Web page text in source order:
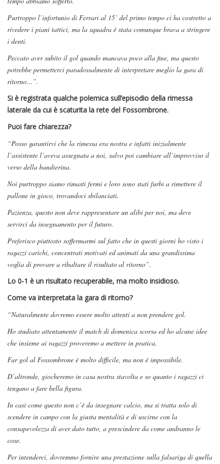
Purtroppo l’infortunio di Ferrari al 15’ del primo tempo ci ha costretto a
rivedere i piani tattici, ma la squadra è stata comunque brava a stringere
i denti.
Peccato aver subito il gol quando mancava poco alla fine, ma questo
potrebbe permetterci paradossalmente di interpretare meglio la gara di
ritorno…”.
Si è registrata qualche polemica sull’episodio della rimessa
laterale da cui è scaturita la rete del Fossombrone.
Puoi fare chiarezza?
“Posso garantirvi che la rimessa era nostra e infatti inizialmente
l’assistente l’aveva assegnata a noi, salvo poi cambiare all’improvviso il
verso della bandierina.
Noi purtroppo siamo rimasti fermi e loro sono stati furbi a rimettere il
pallone in gioco, trovandoci sbilanciati.
Pazienza, questo non deve rappresentare un alibi per noi, ma deve
servirci da insegnamento per il futuro.
Preferisco piuttosto soffermarmi sul fatto che in questi giorni ho visto i
ragazzi carichi, concentrati motivati ed animati da una grandissima
voglia di provare a ribaltare il risultato al ritorno”.
Lo 0-1 è un risultato recuperabile, ma molto insidioso.
Come va interpretata la gara di ritorno?
“Naturalmente dovremo essere molto attenti a non prendere gol.
Ho studiato attentamente il match di domenica scorsa ed ho alcune idee
che insieme ai ragazzi proveremo a mettere in pratica.
Far gol al Fossombrone è molto difficile, ma non è impossibile.
D’altronde, giocheremo in casa nostra stavolta e so quanto i ragazzi ci
tengano a fare bella figura.
In casi come questo non c’è da insegnare calcio, ma si tratta solo di
scendere in campo con la giusta mentalità e di uscirne con la
consapevolezza di aver dato tutto, a prescindere da come andranno le
cose.
Per intenderci, dovremmo fornire una prestazione sulla falsariga di quella